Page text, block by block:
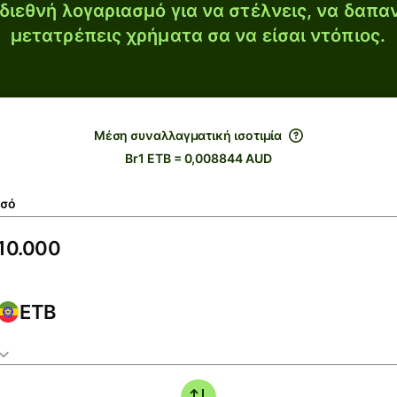
λογαριασμό για να στέλνεις, να
μετατρέπεις χρήματα σα να είσαι ντόπιος.
Μέση συναλλαγματική ισοτιμία
Br1 ETB = 0,008844 AUD
ETB